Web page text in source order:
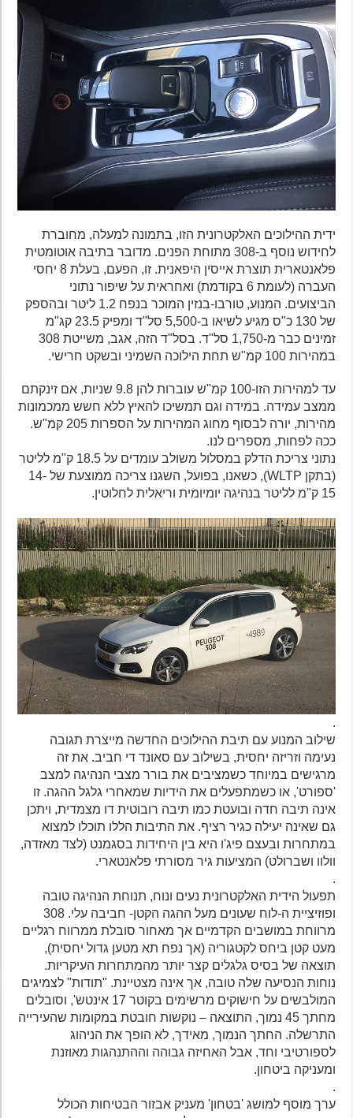
ידית ההילוכים האלקטרונית הזו, בתמונה למעלה, מחוברת
לחידוש נוסף ב-308 מתוחת הפנים. מדובר בתיבה אוטומטית
פלאנטארית תוצרת אייסין היפאנית. זו, הפעם, בעלת 8 יחסי
העברה (לעומת 6 בקודמת) ואחראית על שיפור נתוני
הביצועים. המנוע, טורבו-בנזין המוכר בנפח 1.2 ליטר ובהספק
של 130 כ"ס מגיע לשיאו ב-5,500 סל"ד ומפיק 23.5 קג"מ
זמינים כבר מ-1,750 סל"ד. בסל"ד הזה, אגב, משייטת 308
במהירות 100 קמ"ש תחת הילוכה השמיני ובשקט חרישי.
עד למהירות הזו-100 קמ"ש עוברות להן 9.8 שניות, אם זינקתם
ממצב עמידה. במידה וגם תמשיכו להאיץ ללא חשש ממכמונות
מהירות, יורה לבסוף מחוג המהירות על הספרות 205 קמ"ש.
ככה לפחות, מספרים לנו.
נתוני צריכת הדלק במסלול משולב עומדים על 18.5 ק"מ לליטר
(בתקן WLTP), כשאנו, בפועל, השגנו צריכה ממוצעת של 14-
15 ק"מ לליטר בנהיגה יומיומית וריאלית לחלוטין.
שילוב המנוע עם תיבת ההילוכים החדשה מייצרת תגובה
נעימה וזריזה יחסית, בשילוב עם סאונד די חביב. את זה
מרגישים במיוחד כשמציבים את בורר מצבי הנהיגה למצב
'ספורט', או כשמתפעלים את הידיות שמאחרי גלגל ההגה. זו
אינה תיבה חדה ובועטת כמו תיבה רובוטית דו מצמדית, ויתכן
גם שאינה יעילה כגיר רציף. את התיבות הללו תוכלו למצוא
במתחרות ובעצם פיג'ו היא בין היחידות בסגמנט (לצד מאזדה,
וולוו ושברולט) המציעות גיר מסורתי פלאנטארי.
תפעול הידית האלקטרונית נעים ונוח, תנוחת הנהיגה טובה
ופוזיציית ה-לוח שעונים מעל ההגה הקטן- חביבה עלי. 308
מרווחת במושבים הקדמיים אך מאחור סובלת ממרווח רגליים
מעט קטן ביחס לקטגוריה (אך נפח תא מטען גדול יחסית),
תוצאה של בסיס גלגלים קצר יותר מהמתחרות העיקריות.
נוחות הנסיעה שלה טובה, אך אינה מצטיינת. "תודות" לצמיגים
המולבשים על חישוקים מרשימים בקוטר 17 אינטש', וסובלים
מחתך 45 נמוך, התוצאה – נוקשות חובטת במקומות שהעירייה
התרשלה. החתך הנמוך, מאידך, לא הופך את הניהוג
לספורטיבי וחד, אבל האחיזה גבוהה וההתנהגות מאוזנת
ומעניקה ביטחון.
ערך מוסף למושג 'בטחון' מעניק אבזור הבטיחות הכולל